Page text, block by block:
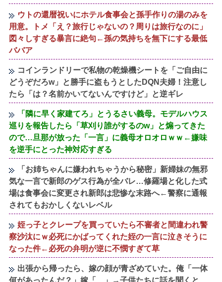
ウトの還暦祝いにホテル食事会と孫手作りの湯のみを
用意。トメ「え？旅行じゃないの？周りは旅行なのに」
図々しすぎる暴言に絶句←孫の気持ちを無下にする最低
ババア
コインランドリーで私物の乾燥機シートを「ご自由に
どうぞだろw」と勝手に盗もうとしたDQN夫婦！注意し
たら「は？名前かいてないんですけど」と逆ギレ
「隣に早く家建てろ」とうるさい義母。モデルハウス
巡りを報告したら「草刈り誰がするのw」と煽ってきた
ので…旦那が放った「一言」に義母オロオロｗｗ←嫌味
を逆手にとった神対応すぎる
「お姉ちゃんに嫌われちゃうから秘密」新婦妹の無邪
気な一言で新郎のゲス行為が全バレ…修羅場と化した式
場は食事会に変更され新郎は悲惨な末路へ←警察に通報
されてもおかしくないレベル
姪っ子とクレープを買っていたら不審者と間違われ警
察沙汰にｗ必死にかばってくれた姪の一言に泣きそうに
なった件←必死の弁明が逆に不憫すぎて草
出張から帰ったら、嫁の顔が青ざめていた。俺「一体
何があったんだ？」嫁「…」→子供たちに話を聞くと…